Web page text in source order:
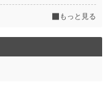
もっと見る